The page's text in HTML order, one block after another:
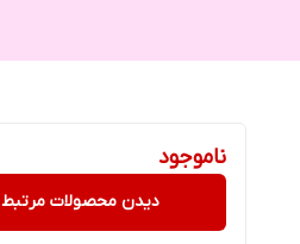
ناموجود
دیدن محصولات مرتبط